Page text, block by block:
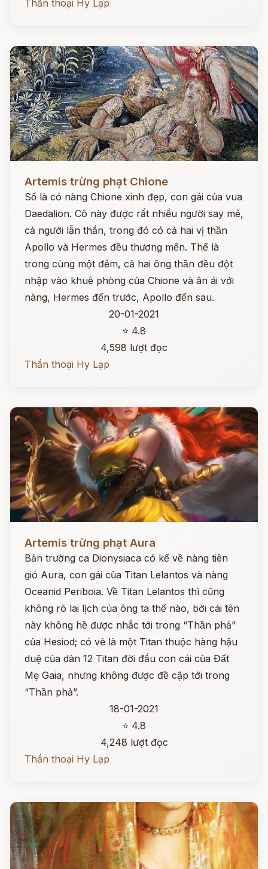
Thần thoại Hy Lạp
Artemis trừng phạt Chione
Số là có nàng Chione xinh đẹp, con gái của vua
Daedalion. Cô này được rất nhiều người say mê,
cả người lẫn thần, trong đó có cả hai vị thần
Apollo và Hermes đều thương mến. Thế là
trong cùng một đêm, cả hai ông thần đều đột
nhập vào khuê phòng của Chione và ân ái với
nàng, Hermes đến trước, Apollo đến sau.
20-01-2021
⭐ 4.8
4,598 lượt đọc
Thần thoại Hy Lạp
Artemis trừng phạt Aura
Bản trường ca Dionysiaca có kể về nàng tiên
gió Aura, con gái của Titan Lelantos và nàng
Oceanid Periboia. Về Titan Lelantos thì cũng
không rõ lai lịch của ông ta thế nào, bởi cái tên
này không hề được nhắc tới trong “Thần phả”
của Hesiod; có vẻ là một Titan thuộc hàng hậu
duệ của dàn 12 Titan đời đầu con cái của Đất
Mẹ Gaia, nhưng không được đề cập tới trong
“Thần phả”.
18-01-2021
⭐ 4.8
4,248 lượt đọc
Thần thoại Hy Lạp